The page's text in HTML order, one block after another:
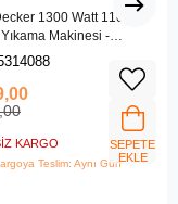
1300 Watt 110 Bar
Yıkama Makinesi -
QS)
KARGO
Teslim: Aynı Gün
SEPETE
EKLE